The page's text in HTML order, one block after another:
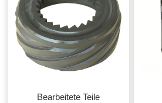
Bearbeitete Teile